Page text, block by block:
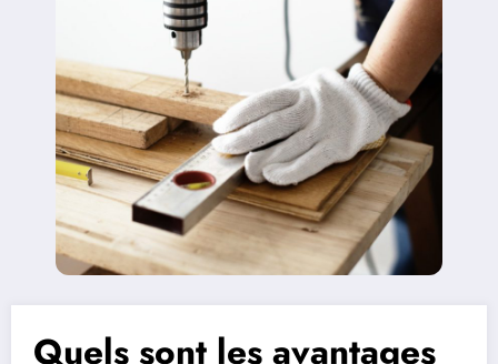
Quels sont les avantages